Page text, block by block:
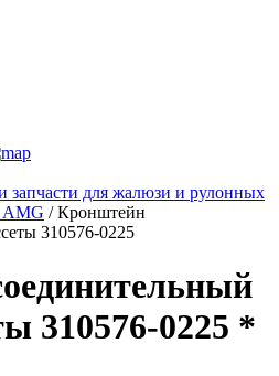
для жалюзи и рулонных
AMG / Кронштейн
310576-0225
310576-0225 *